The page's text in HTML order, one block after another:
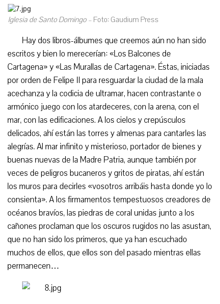
Iglesia de Santo Domingo – Foto: Gaudium Press
Hay dos libros-álbumes que creemos aún no han sido
escritos y bien lo merecerían: «Los Balcones de
Cartagena» y «Las Murallas de Cartagena». Éstas, iniciadas
por orden de Felipe II para resguardar la ciudad de la mala
acechanza y la codicia de ultramar, hacen contrastante o
armónico juego con los atardeceres, con la arena, con el
mar, con las edificaciones. A los cielos y crepúsculos
delicados, ahí están las torres y almenas para cantarles las
alegrías. Al mar infinito y misterioso, portador de bienes y
buenas nuevas de la Madre Patria, aunque también por
veces de peligros bucaneros y gritos de piratas, ahí están
los muros para decirles «vosotros arribáis hasta donde yo lo
consienta». A los firmamentos tempestuosos creadores de
océanos bravíos, las piedras de coral unidas junto a los
cañones proclaman que los oscuros rugidos no las asustan,
que no han sido los primeros, que ya han escuchado
muchos de ellos, que ellos son del pasado mientras ellas
permanecen…